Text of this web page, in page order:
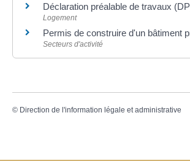
Déclaration préalable de travaux
Logement
Permis de construire d'un bâtiment
Secteurs d'activité
© Direction de l'information légale et administrative